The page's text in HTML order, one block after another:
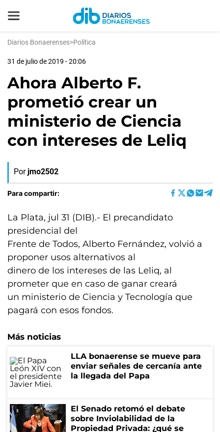
Diarios Bonaerenses>Política
31 de julio de 2019 - 20:06
Ahora Alberto F.
prometió crear un
ministerio de Ciencia
con intereses de Leliq
Por jmo2502
Para compartir:
La Plata, jul 31 (DIB).- El precandidato
presidencial del
Frente de Todos, Alberto Fernández, volvió a
proponer usos alternativos al
dinero de los intereses de las Leliq, al
prometer que en caso de ganar creará
un ministerio de Ciencia y Tecnología que
pagará con esos fondos.
Más noticias
LLA bonaerense se mueve para
enviar señales de cercanía ante
la llegada del Papa
El Senado retomó el debate
sobre Inviolabilidad de la
Propiedad Privada: ¿qué se